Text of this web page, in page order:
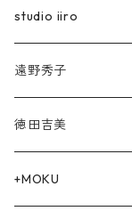
studio iiro
遠野秀子
徳田吉美
+MOKU